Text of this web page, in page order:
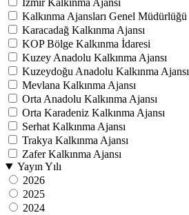
İzmir Kalkınma Ajansı
Kalkınma Ajansları Genel Müdürlüğü
Karacadağ Kalkınma Ajansı
KOP Bölge Kalkınma İdaresi
Kuzey Anadolu Kalkınma Ajansı
Kuzeydoğu Anadolu Kalkınma Ajansı
Mevlana Kalkınma Ajansı
Orta Anadolu Kalkınma Ajansı
Orta Karadeniz Kalkınma Ajansı
Serhat Kalkınma Ajansı
Trakya Kalkınma Ajansı
Zafer Kalkınma Ajansı
Yayın Yılı
2026
2025
2024